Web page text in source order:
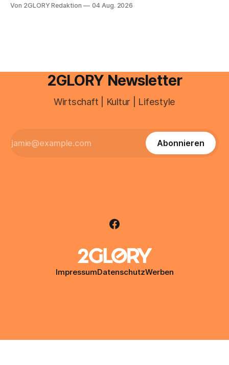
besitzt, loggt sich heute über das Vodafone E-Mail & Cloud
Von 2GLORY Redaktion 04 Aug. 2026
2GLORY Newsletter
Wirtschaft | Kultur | Lifestyle
Abonnieren
ImpressumDatenschutzWerben